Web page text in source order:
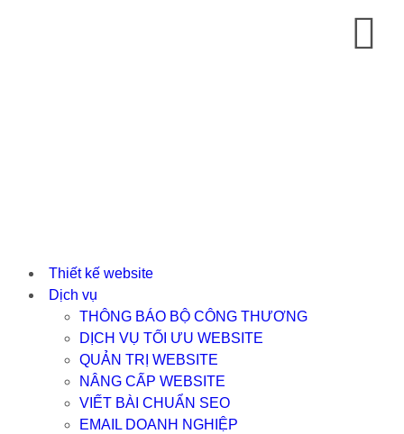
Thiết kế website
Dịch vụ
THÔNG BÁO BỘ CÔNG THƯƠNG
DỊCH VỤ TỐI ƯU WEBSITE
QUẢN TRỊ WEBSITE
NÂNG CẤP WEBSITE
VIẾT BÀI CHUẨN SEO
EMAIL DOANH NGHIỆP